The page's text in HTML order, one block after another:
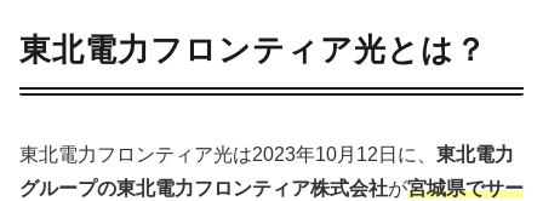
東北電力フロンティア光とは？
東北電力フロンティア光は2023年10月12日に、 東北電力
グループの東北電力フロンティア株式会社が宮城県でサー